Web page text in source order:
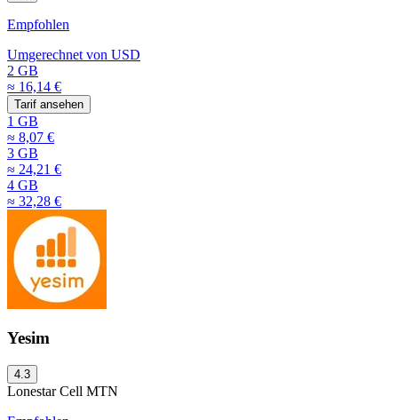
Empfohlen
Umgerechnet von USD
2 GB
≈ 16,14 €
Tarif ansehen
1 GB
≈ 8,07 €
3 GB
≈ 24,21 €
4 GB
≈ 32,28 €
Yesim
4.3
Lonestar Cell MTN